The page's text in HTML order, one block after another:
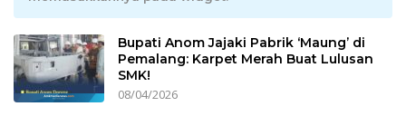
Bupati Anom Jajaki Pabrik ‘Maung’ di
Pemalang: Karpet Merah Buat Lulusan
SMK!
08/04/2026